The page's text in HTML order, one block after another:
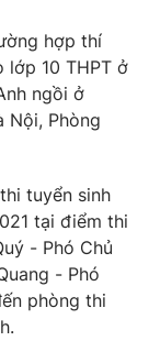
hợp thí
lớp 10 THPT ở
ngồi ở
Nội, Phòng
tuyển sinh
tại điểm thi
- Phó Chủ
- Phó
phòng thi